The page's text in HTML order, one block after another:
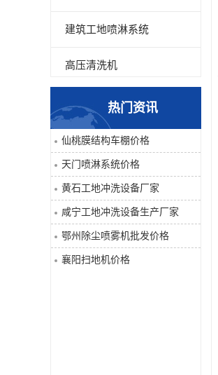
建筑工地喷淋系统
高压清洗机
高压喷雾设备
喷淋系统
洒水车
洗地机
吸尘器
热门资讯
仙桃膜结构车棚价格
天门喷淋系统价格
黄石工地冲洗设备厂家
咸宁工地冲洗设备生产厂家
鄂州除尘喷雾机批发价格
襄阳扫地机价格